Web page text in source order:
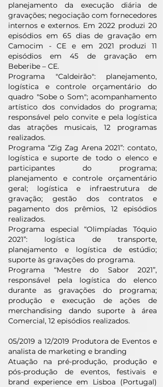
planejamento da execução diária de
gravações; negociação com fornecedores
internos e externos. Em 2022 produzi 20
episódios em 65 dias de gravação em
Camocim - CE e em 2021 produzi 11
episódios em 45 de gravação em
Beberibe – CE.
Programa "Caldeirão": planejamento,
logística e controle orçamentário do
quadro "Sobe o Som"; acompanhamento
artístico dos convidados do programa;
responsável pelo convite e pela logística
das atrações musicais, 12 programas
realizados.
Programa “Zig Zag Arena 2021”: contato,
logística e suporte de todo o elenco e
participantes do programa;
planejamento e controle orçamentário
geral; logística e infraestrutura de
gravação; gestão dos contratos e
pagamento dos prêmios, 12 episódios
realizados.
Programa especial “Olimpíadas Tóquio
2021”: logística de transporte,
planejamento e logística de estúdio;
suporte às gravações do programa.
Programa “Mestre do Sabor 2021”,
responsável pela logística do elenco
durante as gravações do programa;
produção e execução de ações de
merchandising dando suporte à área
Comercial, 12 episódios realizados.
05/2019 a 12/2019 Produtora de Eventos e
analista de marketing e branding
Atuação na pré-produção, produção e
pós-produção de eventos, festivais e
brand experience em Lisboa (Portugal)